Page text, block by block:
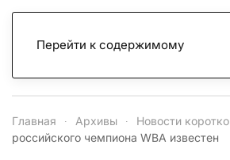
Перейти к содержимому
Главная Архивы Новости коротко
российского чемпиона WBA известен